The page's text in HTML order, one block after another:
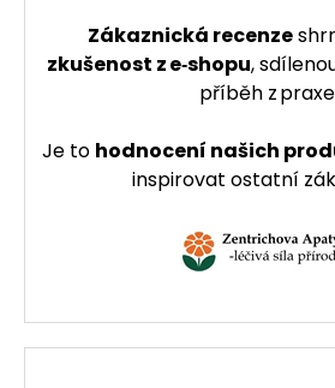
Zákaznická recenze
zkušenost z e‑shopu,
příběh z
Je to hodnocení našich
inspirovat ostatní